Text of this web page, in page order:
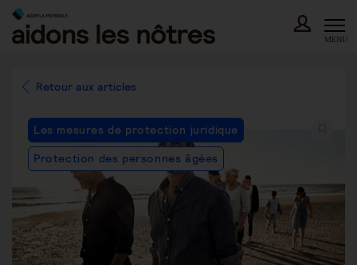
Skip
content
MENU
Retour aux articles
Les mesures de protection juridique
Protection des personnes âgées